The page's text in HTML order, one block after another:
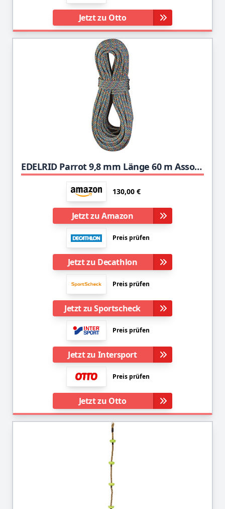
Jetzt zu Otto
EDELRID Parrot 9,8 mm Länge 60 m Assorted Colours
130,00 €
Jetzt zu Amazon
Preis prüfen
Jetzt zu Decathlon
Preis prüfen
Jetzt zu Sportscheck
Preis prüfen
Jetzt zu Intersport
Preis prüfen
Jetzt zu Otto